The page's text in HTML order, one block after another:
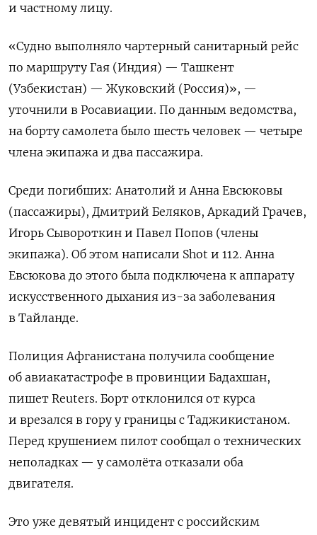
и частному лицу.
«Судно выполняло чартерный санитарный рейс
по маршруту Гая (Индия) — Ташкент
(Узбекистан) — Жуковский (Россия)», —
уточнили в Росавиации. По данным ведомства,
на борту самолета было шесть человек — четыре
члена экипажа и два пассажира.
Среди погибших: Анатолий и Анна Евсюковы
(пассажиры), Дмитрий Беляков, Аркадий Грачев,
Игорь Сывороткин и Павел Попов (члены
экипажа). Об этом написали Shot и 112. Анна
Евсюкова до этого была подключена к аппарату
искусственного дыхания из-за заболевания
в Тайланде.
Полиция Афганистана получила сообщение
об авиакатастрофе в провинции Бадахшан,
пишет Reuters. Борт отклонился от курса
и врезался в гору у границы с Таджикистаном.
Перед крушением пилот сообщал о технических
неполадках — у самолёта отказали оба
двигателя.
Это уже девятый инцидент с российским